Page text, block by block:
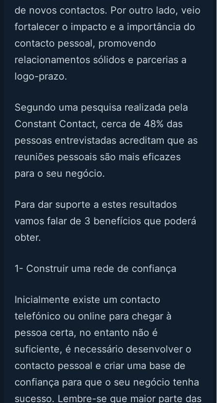
de novos contactos. Por outro lado, veio
fortalecer o impacto e a importância do
contacto pessoal, promovendo
relacionamentos sólidos e parcerias a
logo-prazo.
Segundo uma pesquisa realizada pela
Constant Contact, cerca de 48% das
pessoas entrevistadas acreditam que as
reuniões pessoais são mais eficazes
para o seu negócio.
Para dar suporte a estes resultados
vamos falar de 3 benefícios que poderá
obter.
1- Construir uma rede de confiança
Inicialmente existe um contacto
telefónico ou online para chegar à
pessoa certa, no entanto não é
suficiente, é necessário desenvolver o
contacto pessoal e criar uma base de
confiança para que o seu negócio tenha
sucesso. Lembre-se que maior parte das